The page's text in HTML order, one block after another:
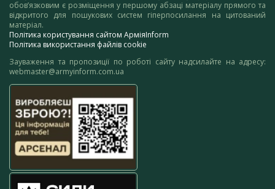
обов’язковим є розміщення у першому абзаці матеріалу прямого та
відкритого для пошукових систем гіперпосилання на цитований
матеріал.
Політика користування сайтом АрміяInform
Політика використання файлів cookie
Зауваження та пропозиції по роботі сайту надсилайте на адресу:
webmaster@armyinform.com.ua